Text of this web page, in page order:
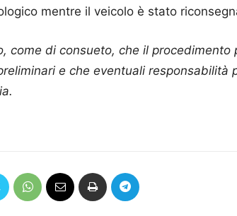
mentre il veicolo è stato
come di consueto, che il procedimento
e che eventuali responsabilità